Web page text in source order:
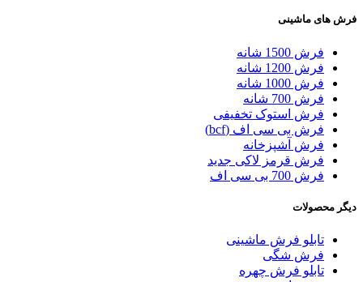
فرش های ماشینی
فرش 1500 شانه
فرش 1200 شانه
فرش 1000 شانه
فرش 700 شانه
فرش استوک تخفیفی
فرش بی سی اف (bcf)
فرش آشپزخانه
فرش قرمز لاکی جدید
فرش 700 بی سی اف
دیگر محصولات
تابلو فرش ماشینی
فرش شگی
تابلو فرش چهره